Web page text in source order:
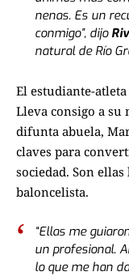
nenas. Es un
conmigo”, dijo
natural de Río
El estudiante-
Lleva consigo a su
difunta abuela,
claves para
sociedad. Son
baloncelista.
“Ellas me
un profesional.
lo que me han